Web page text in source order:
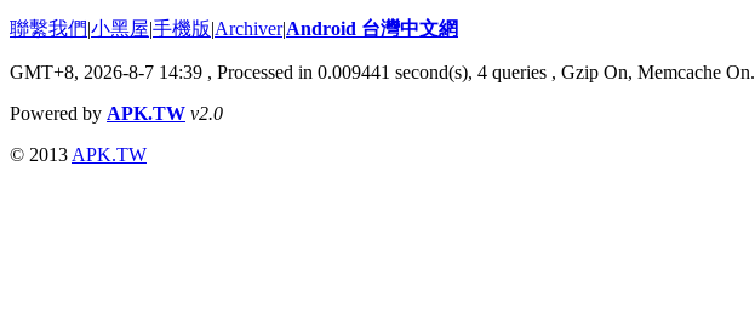
聯繫我們|小黑屋|手機版|Archiver|Android 台灣中文網
GMT+8, 2026-8-7 14:39 , Processed in 0.009441 second(s), 4 queries , Gzip On, Memcache On.
Powered by APK.TW v2.0
© 2013 APK.TW